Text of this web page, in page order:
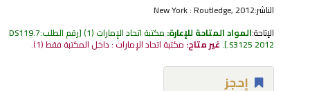
الناشر:New York : Routledge, 2012
الإتاحة:المواد المتاحة للإعارة: مكتبة اتحاد الإمارات (1) رقم الطلب:DS119.7
.S3125 2012
.غير متاح:مكتبة اتحاد الإمارات : داخل المكتبة فقط(1).
إحجز